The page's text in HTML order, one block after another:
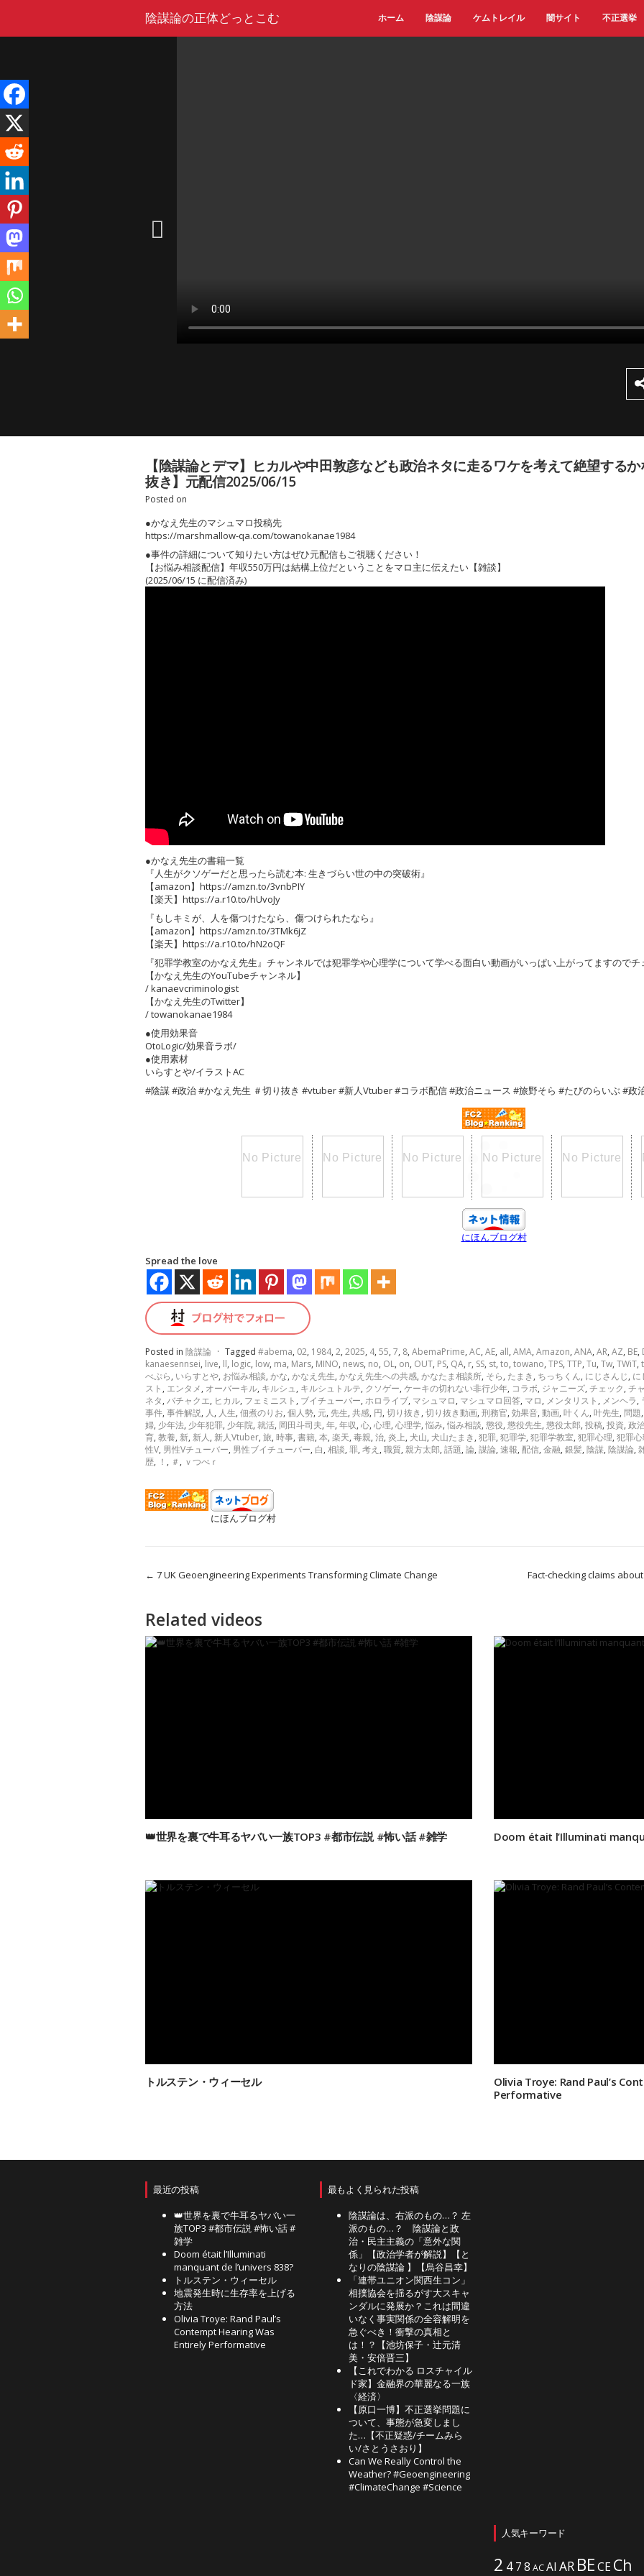
陰謀論の正体どっとこむ ホーム 陰謀論 ケムトレイル 闇サイト 不正選挙
【陰謀論とデマ】ヒカルや中田敦彦なども政治ネタに走るワケを考えて絶望する
抜き】元配信2025/06/15
Posted on
●かなえ先生のマシュマロ投稿先
https://marshmallow-qa.com/towanokanae1984
●事件の詳細について知りたい方はぜひ元配信もご視聴ください！
【お悩み相談配信】年収550万円は結構上位だということをマロ主に伝えたい【雑談】
(2025/06/15 に配信済み)
●かなえ先生の書籍一覧
『人生がクソゲーだと思ったら読む本: 生きづらい世の中の突破術』
【amazon】https://amzn.to/3vnbPIY
【楽天】https://a.r10.to/hUvoJy
『もしキミが、人を傷つけたなら、傷つけられたなら』
【amazon】https://amzn.to/3TMk6jZ
【楽天】https://a.r10.to/hN2oQF
『犯罪学教室のかなえ先生』チャンネルでは犯罪学や心理学について学べる面白い動画がいっぱい上がってますので
【かなえ先生のYouTubeチャンネル】
/ kanaevcriminologist
【かなえ先生のTwitter】
/ towanokanae1984
●使用効果音
OtoLogic/効果音ラボ/
●使用素材
いらすとや/イラストAC
#陰謀 #政治 #かなえ先生 ＃切り抜き #vtuber #新人Vtuber #コラボ配信 #政治ニュース #旅野そら #たびのらいぶ #政
にほんブログ村
Spread the love
Posted in 陰謀論 · Tagged #abema, 02, 1984, 2, 2025, 4, 55, 7, 8, AbemaPrime, AC, AE, all, AMA, Amazon, ANA, AR, AZ, BE,
kanaesennsei, live, ll, logic, low, ma, Mars, MINO, news, no, OL, on, OUT, PS, QA, r, SS, st, to, towano, TPS, TTP, Tu, Tw, TWiT,
べぷら, いらすとや, お悩み相談, かな, かなえ先生, かなえ先生への共感, かなたま相談所, そら, たまき, ちっちくん, にじさんじ, に
スト , エンタメ, オーバーキル, キルシュ, キルシュトルテ, クソゲー, ケーキの切れない非行少年, コラボ, ジャニーズ, チェック, チ
ネタ, バチャクエ, ヒカル, フェミニスト , ブイチューバー, ホロライブ, マシュマロ, マシュマロ回答, マロ, メンタリスト , メンヘラ,
事件, 事件解説, 人, 人生, 佃煮のりお, 個人勢, 元, 先生, 共感, 円, 切り抜き, 切り抜き動画, 刑務官, 効果音, 動画, 叶くん, 叶先生, 問題,
婦, 少年法, 少年犯罪, 少年院, 就活, 岡田斗司夫, 年, 年収, 心, 心理, 心理学, 悩み, 悩み相談, 懲役, 懲役先生, 懲役太郎, 投稿, 投資, 政
育, 教養, 新, 新人, 新人Vtuber, 旅, 時事, 書籍, 本, 楽天, 毒親, 治, 炎上, 犬山, 犬山たまき, 犯罪, 犯罪学, 犯罪学教室, 犯罪心理, 犯罪
性V, 男性Vチューバー, 男性ブイチューバー, 白, 相談, 罪, 考え , 職質, 親方太郎, 話題, 論, 謀論, 速報, 配信, 金融, 銀髪, 陰謀, 陰謀論,
歴, ！ , ＃ , ｖつべｒ
にほんブログ村
← 7 UK Geoengineering Experiments Transforming Climate Change Fact-checking claims
Related videos
👑世界を裏で牛耳るヤバい一族TOP3 #都市伝説 #怖い話 #雑学 Doom était l’Illuminati
トルステン・ウィーセル
Olivia Troye: Rand Paul’s
Performative
最近の投稿
👑世界を裏で牛耳るヤバい一
族TOP3 #都市伝説 #怖い話 #
雑学
Doom était l’Illuminati
manquant de l’univers 838?
トルステン・ウィーセル
地震発生時に生存率を上げる
方法
Olivia Troye: Rand Paul’s
Contempt Hearing Was
Entirely Performative
最もよく見られた投稿
陰謀論は、右派のもの…？ 左
派のもの…？ 陰謀論と政
治・民主主義の「意外な関
係」【政治学者が解説】【と
なりの陰謀論 】【烏谷昌幸】
「連帯ユニオン関西生コン」
相撲協会を揺るがす大スキャ
ンダルに発展か？これは間違
いなく事実関係の全容解明を
急ぐべき！衝撃の真相と
は！？【池坊保子・辻元清
美・安倍晋三】
【これでわかる ロスチャイル
ド家】金融界の華麗なる一族
〈経済〉
【原口一博】不正選挙問題に
ついて、事態が急変しまし
た…【不正疑惑/チームみら
い/さとうさおり】
Can We Really Control the
Weather? #Geoengineering
#ClimateChange #Science
人気キーワード
2 478 ACAI AR BECE Ch